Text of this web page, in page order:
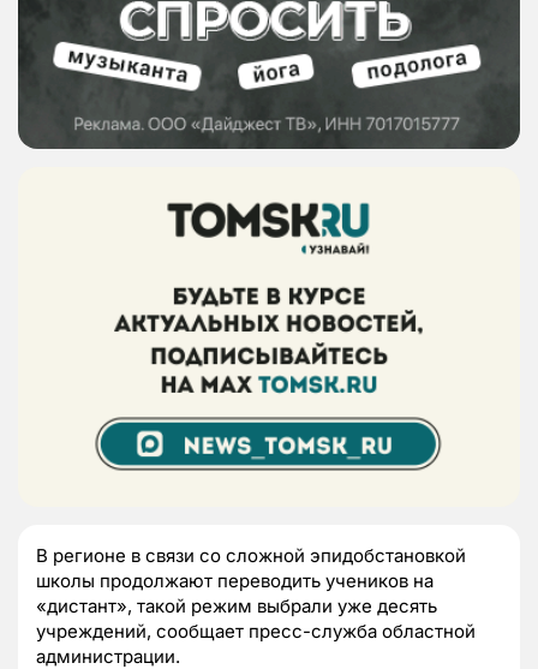
В регионе в связи со сложной эпидобстановкой
школы продолжают переводить учеников на
«дистант», такой режим выбрали уже десять
учреждений, сообщает пресс-служба областной
администрации.